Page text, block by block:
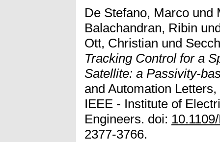
De Stefano, Marco und
Balachandran, Ribin
Ott, Christian und
Tracking Control for a
Satellite: a Passivity-
and Automation
IEEE - Institute of
Engineers. doi:
2377-3766.